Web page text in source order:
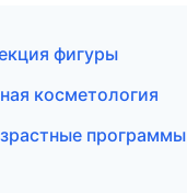
фигуры
косметология
программы